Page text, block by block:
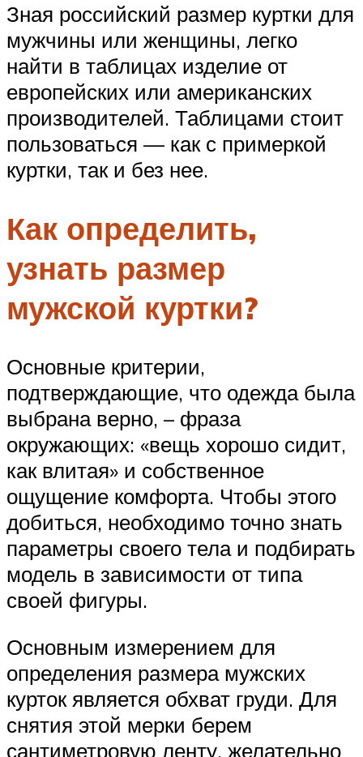
Зная российский размер куртки для
мужчины или женщины, легко
найти в таблицах изделие от
европейских или американских
производителей. Таблицами стоит
пользоваться — как с примеркой
куртки, так и без нее.
Как определить,
узнать размер
мужской куртки?
Основные критерии,
подтверждающие, что одежда была
выбрана верно, – фраза
окружающих: «вещь хорошо сидит,
как влитая» и собственное
ощущение комфорта. Чтобы этого
добиться, необходимо точно знать
параметры своего тела и подбирать
модель в зависимости от типа
своей фигуры.
Основным измерением для
определения размера мужских
курток является обхват груди. Для
снятия этой мерки берем
сантиметровую ленту, желательно